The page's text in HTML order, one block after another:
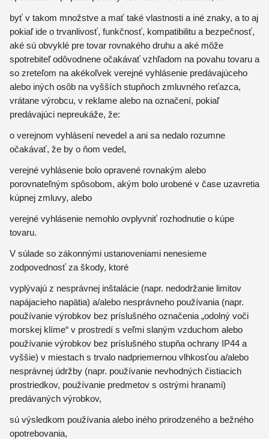
byť v takom množstve a mať také vlastnosti a iné znaky, a to aj
pokiaľ ide o trvanlivosť, funkčnosť, kompatibilitu a bezpečnosť,
aké sú obvyklé pre tovar rovnakého druhu a aké môže
spotrebiteľ odôvodnene očakávať vzhľadom na povahu tovaru a
so zreteľom na akékoľvek verejné vyhlásenie predávajúceho
alebo iných osôb na vyšších stupňoch zmluvného reťazca,
vrátane výrobcu, v reklame alebo na označení, pokiaľ
predávajúci nepreukáže, že:
o verejnom vyhlásení nevedel a ani sa nedalo rozumne
očakávať, že by o ňom vedel,
verejné vyhlásenie bolo opravené rovnakým alebo
porovnateľným spôsobom, akým bolo urobené v čase uzavretia
kúpnej zmluvy, alebo
verejné vyhlásenie nemohlo ovplyvniť rozhodnutie o kúpe
tovaru.
V súlade so zákonnými ustanoveniami nenesieme
zodpovednosť za škody, ktoré
vyplývajú z nesprávnej inštalácie (napr. nedodržanie limitov
napájacieho napätia) a/alebo nesprávneho používania (napr.
používanie výrobkov bez príslušného označenia „odolný voči
morskej klíme“ v prostredí s veľmi slaným vzduchom alebo
používanie výrobkov bez príslušného stupňa ochrany IP44 a
vyššie) v miestach s trvalo nadpriemernou vlhkosťou a/alebo
nesprávnej údržby (napr. používanie nevhodných čistiacich
prostriedkov, používanie predmetov s ostrými hranami)
predávaných výrobkov,
sú výsledkom používania alebo iného prirodzeného a bežného
opotrebovania,